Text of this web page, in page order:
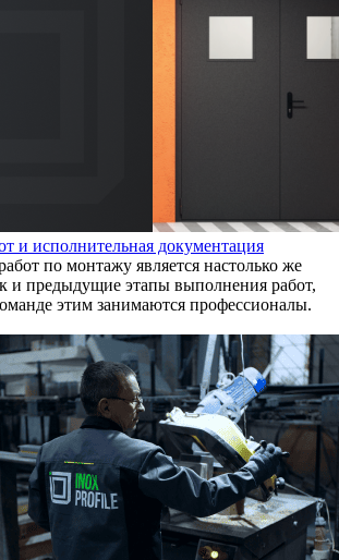
и исполнительная документация
по монтажу является настолько же
и предыдущие этапы выполнения работ,
этим занимаются профессионалы.